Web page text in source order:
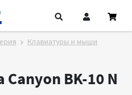
Клавиатуры и мыши
Canyon BK-10 N